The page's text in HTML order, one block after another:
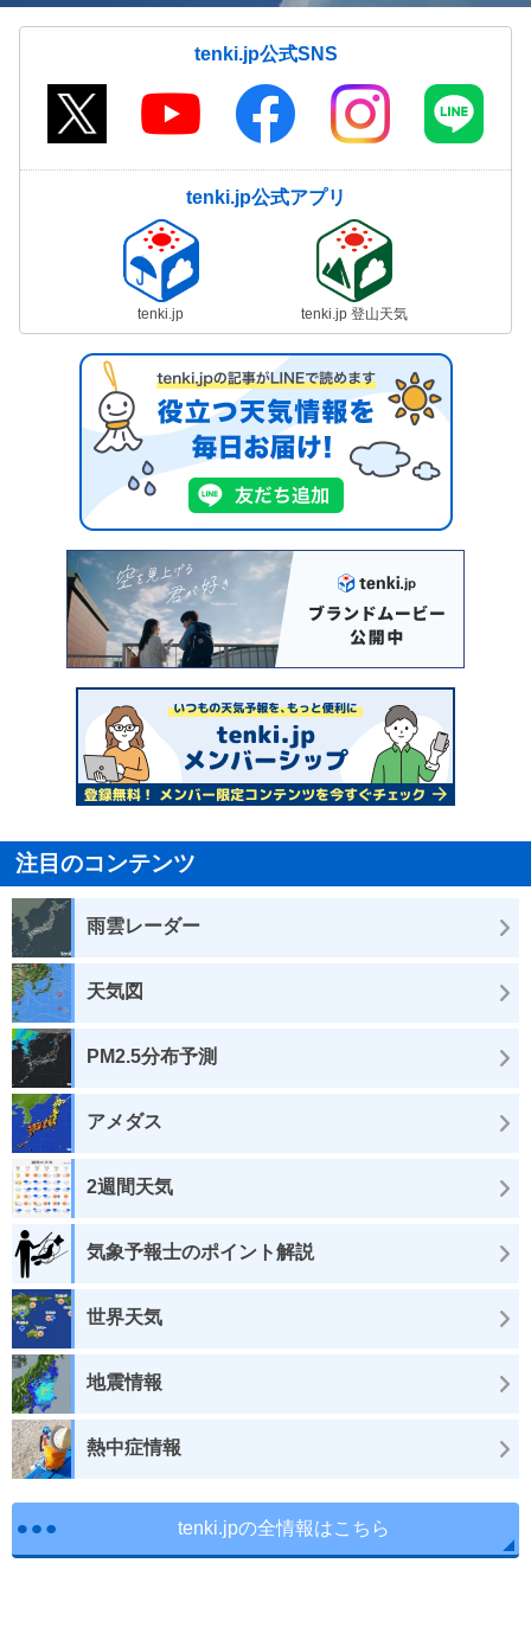
tenki.jp公式SNS
tenki.jp公式アプリ
tenki.jp tenki.jp 登山天気
注目のコンテンツ
雨雲レーダー
天気図
PM2.5分布予測
アメダス
2週間天気
気象予報士のポイント解説
世界天気
地震情報
熱中症情報
tenki.jpの全情報はこちら